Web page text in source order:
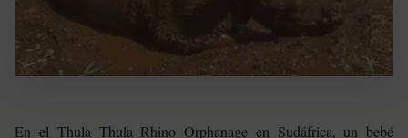
En elThula Thula Rhino Orphanageen Sudáfrica, un bebé